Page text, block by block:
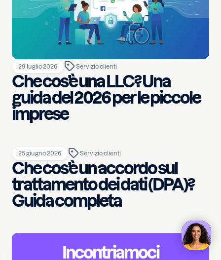
29 luglio 2026 Servizio clienti
Che cos’è una LLC? Una
guida del 2026 per le piccole
imprese
25 giugno 2026 Servizio clienti
Che cos’è un accordo sul
trattamento dei dati (DPA)?
Guida completa
Incontriamoci